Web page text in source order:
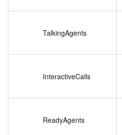
TalkingAgents
InteractiveCalls
ReadyAgents